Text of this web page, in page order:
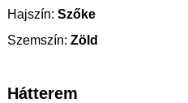
Hajszín: Szőke
Szemszín: Zöld
Hátterem